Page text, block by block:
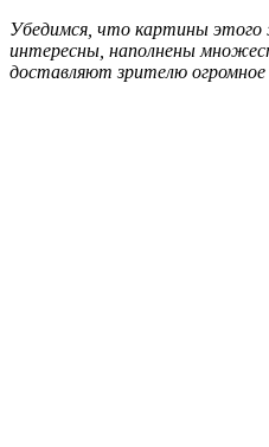
Убедимся, что картины этого
интересны, наполнены
доставляют зрителю